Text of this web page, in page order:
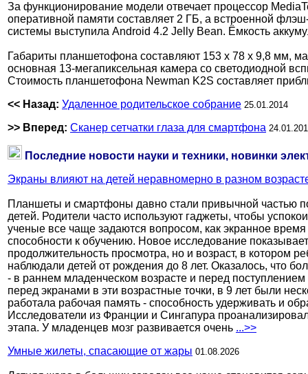
За функционирование модели отвечает процессор
оперативной памяти составляет 2 ГБ, а встроенной
системы выступила Android 4.2 Jelly Bean. Ёмкость
Габариты планшетофона составляют 153 x 78 x 9,8 мм,
основная 13-мегапиксельная камера со светодиодной
Стоимость планшетофона Newman K2S составляет
<< Назад: Удаленное родительское собрание 25.01.2014
>> Вперед: Сканер сетчатки глаза для смартфона
Последние новости науки и техники, новинки
Экраны влияют на детей неравномерно в разном
Планшеты и смартфоны давно стали привычной частью
детей. Родители часто используют гаджеты, чтобы
ученые все чаще задаются вопросом, как экранное
способности к обучению. Новое исследование
продолжительность просмотра, но и возраст, в котором
наблюдали детей от рождения до 8 лет. Оказалось, что
- в раннем младенческом возрасте и перед
перед экранами в эти возрастные точки, в 9 лет были
работала рабочая память - способность удерживать и
Исследователи из Франции и Сингапура
этапа. У младенцев мозг развивается очень ...>>
Умные жилеты, спасающие от жары 01.08.2026